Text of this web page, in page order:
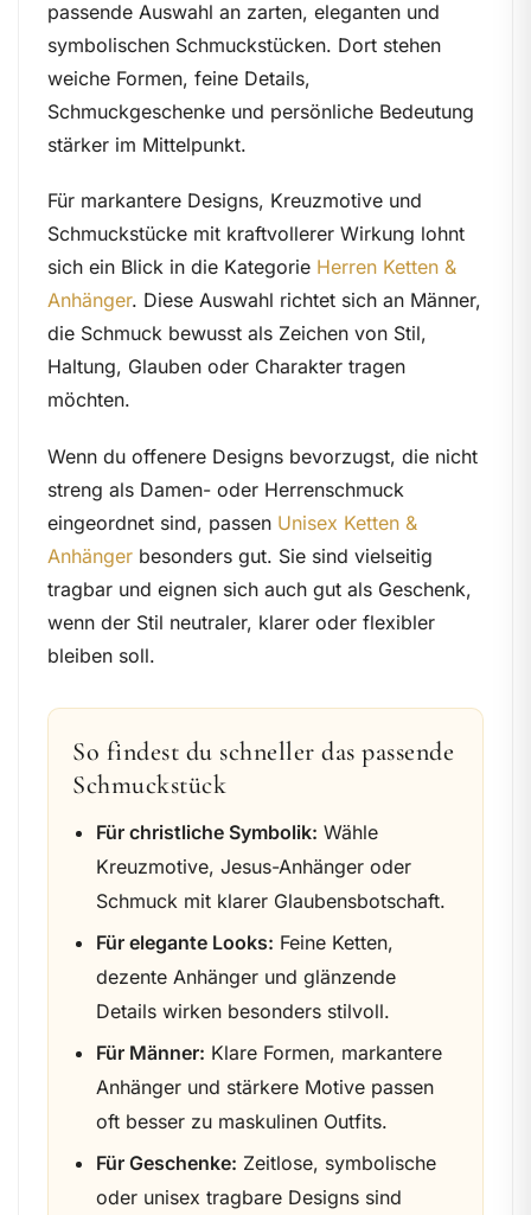
passende Auswahl an zarten, eleganten und
symbolischen Schmuckstücken. Dort stehen
weiche Formen, feine Details,
Schmuckgeschenke und persönliche Bedeutung
stärker im Mittelpunkt.
Für markantere Designs, Kreuzmotive und
Schmuckstücke mit kraftvollerer Wirkung lohnt
sich ein Blick in die Kategorie Herren Ketten &
Anhänger. Diese Auswahl richtet sich an Männer,
die Schmuck bewusst als Zeichen von Stil,
Haltung, Glauben oder Charakter tragen
möchten.
Wenn du offenere Designs bevorzugst, die nicht
streng als Damen- oder Herrenschmuck
eingeordnet sind, passen Unisex Ketten &
Anhänger besonders gut. Sie sind vielseitig
tragbar und eignen sich auch gut als Geschenk,
wenn der Stil neutraler, klarer oder flexibler
bleiben soll.
So findest du schneller das passende
Schmuckstück
Für christliche Symbolik: Wähle
Kreuzmotive, Jesus-Anhänger oder
Schmuck mit klarer Glaubensbotschaft.
Für elegante Looks: Feine Ketten,
dezente Anhänger und glänzende
Details wirken besonders stilvoll.
Für Männer: Klare Formen, markantere
Anhänger und stärkere Motive passen
oft besser zu maskulinen Outfits.
Für Geschenke: Zeitlose, symbolische
oder unisex tragbare Designs sind